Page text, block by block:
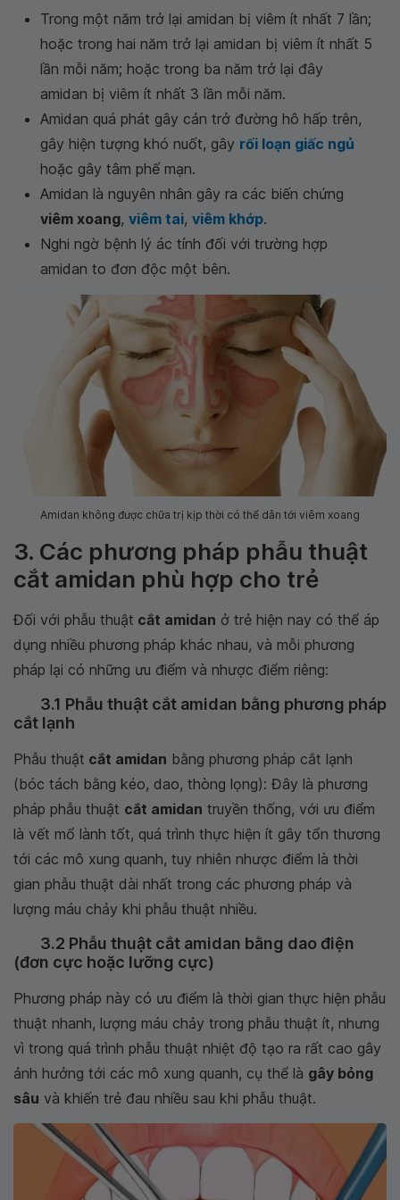
Trong một năm trở lại amidan bị viêm ít nhất 7 lần;
hoặc trong hai năm trở lại amidan bị viêm ít nhất 5
lần mỗi năm; hoặc trong ba năm trở lại đây
amidan bị viêm ít nhất 3 lần mỗi năm.
Amidan quá phát gây cản trở đường hô hấp trên,
gây hiện tượng khó nuốt, gây rối loạn giấc ngủ
hoặc gây tâm phế mạn.
Amidan là nguyên nhân gây ra các biến chứng
viêm xoang, viêm tai, viêm khớp.
Nghi ngờ bệnh lý ác tính đối với trường hợp
amidan to đơn độc một bên.
Amidan không được chữa trị kịp thời có thể dẫn tới viêm xoang
3. Các phương pháp phẫu thuật
cắt amidan phù hợp cho trẻ
Đối với phẫu thuật cắt amidan ở trẻ hiện nay có thể áp
dụng nhiều phương pháp khác nhau, và mỗi phương
pháp lại có những ưu điểm và nhược điểm riêng:
3.1 Phẫu thuật cắt amidan bằng phương pháp
cắt lạnh
Phẫu thuật cắt amidan bằng phương pháp cắt lạnh
(bóc tách bằng kéo, dao, thòng lọng): Đây là phương
pháp phẫu thuật cắt amidan truyền thống, với ưu điểm
là vết mổ lành tốt, quá trình thực hiện ít gây tổn thương
tới các mô xung quanh, tuy nhiên nhược điểm là thời
gian phẫu thuật dài nhất trong các phương pháp và
lượng máu chảy khi phẫu thuật nhiều.
3.2 Phẫu thuật cắt amidan bằng dao điện
(đơn cực hoặc lưỡng cực)
Phương pháp này có ưu điểm là thời gian thực hiện phẫu
thuật nhanh, lượng máu chảy trong phẫu thuật ít, nhưng
vì trong quá trình phẫu thuật nhiệt độ tạo ra rất cao gây
ảnh hưởng tới các mô xung quanh, cụ thể là gây bỏng
sâu và khiến trẻ đau nhiều sau khi phẫu thuật.